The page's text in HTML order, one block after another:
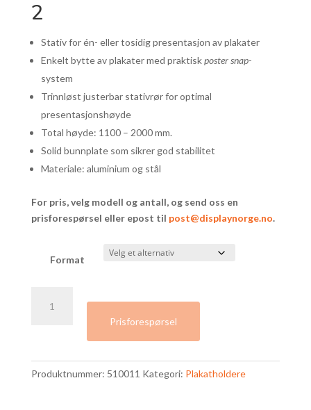
2
Stativ for én- eller tosidig presentasjon av plakater
Enkelt bytte av plakater med praktiskposter snap-
system
Trinnløst justerbar stativrør for optimal
presentasjonshøyde
Total høyde: 1100 – 2000 mm.
Solid bunnplate som sikrer god stabilitet
Materiale: aluminium og stål
For pris, velg modell og antall, og send oss en
prisforespørsel eller epost til post@displaynorge.no.
Format
til
format
Prisforespørsel
Produktnummer: 510011 Kategori: Plakatholdere